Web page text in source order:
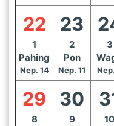
22
1
Pahing
Nep. 14
23
2
Pon
Nep. 11
3
29
8
30
9
10